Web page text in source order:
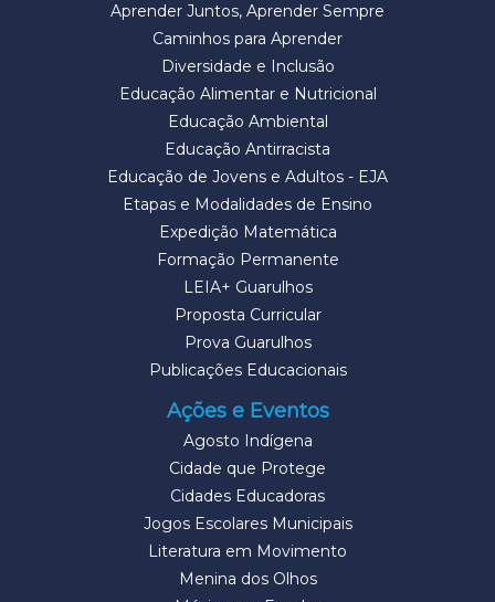
Aprender Juntos, Aprender Sempre
Caminhos para Aprender
Diversidade e Inclusão
Educação Alimentar e Nutricional
Educação Ambiental
Educação Antirracista
Educação de Jovens e Adultos - EJA
Etapas e Modalidades de Ensino
Expedição Matemática
Formação Permanente
LEIA+ Guarulhos
Proposta Curricular
Prova Guarulhos
Publicações Educacionais
Ações e Eventos
Agosto Indígena
Cidade que Protege
Cidades Educadoras
Jogos Escolares Municipais
Literatura em Movimento
Menina dos Olhos